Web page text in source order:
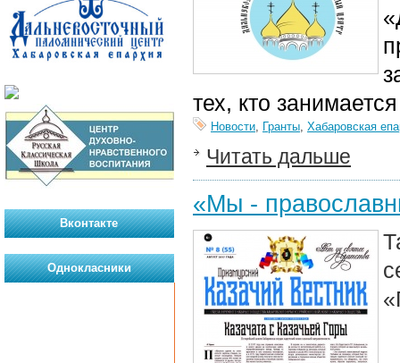
тех, кто
Новости, Гранты, Хабаровская
Читать дальше
«Мы -
Вконтакте
Однокласники